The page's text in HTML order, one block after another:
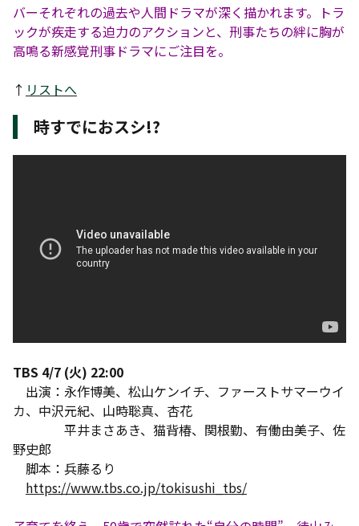
バーそれぞれの過去や人間ドラマが深く描かれます。トラ
ックが疾走する迫力のアクションと、刑事たちの絆に胸が
高鳴る新感覚刑事ドラマにご注目を。
↑ リストへ
時すでにおスシ!?
TBS 4/7 (火) 22:00
出演：永作博美、松山ケンイチ、ファーストサマーウイ
カ、中沢元紀、山時聡真、杏花
平井まさあき、猫背椿、関根勤、有働由美子、佐
野史郎
脚本：兵藤るり
https://www.tbs.co.jp/tokisushi_tbs/